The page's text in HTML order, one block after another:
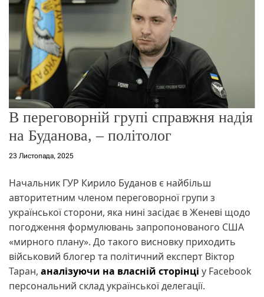
м
у
В переговорній групі справжня надія
на Буданова, – політолог
23 Листопада, 2025
Начальник ГУР Кирило Буданов є найбільш
авторитетним членом переговорної групи з
української сторони, яка нині засідає в Женеві щодо
погодження формулювань запропонованого США
«мирного плану». До такого висновку приходить
військовий блогер та політичний експерт Віктор
Таран, аналізуючи на власній сторінці у Facebook
персональний склад української делегації.